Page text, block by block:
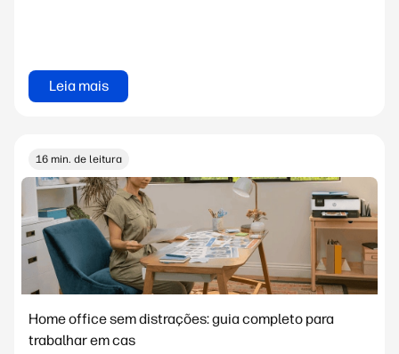
Leia mais
16 min. de leitura
Home office sem distrações: guia completo para
trabalhar em cas